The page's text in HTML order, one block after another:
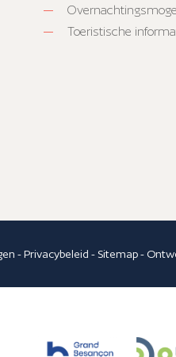
Toeristische
-Privacybeleid - Sitemap-